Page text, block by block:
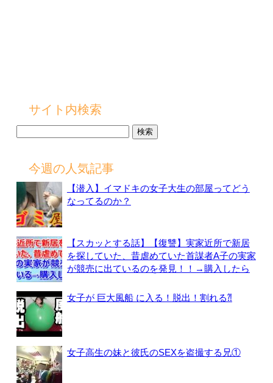
サイト内検索
今週の人気記事
【潜入】イマドキの女子大生の部屋ってどう
なってるのか？
【スカッとする話】【復讐】実家近所で新居
を探していた、昔虐めていた首謀者A子の実家
が競売に出ているのを発見！！→購入したら
女子が 巨大風船 に入る！脱出！割れる⁈
女子高生の妹と彼氏のSEXを盗撮する兄①